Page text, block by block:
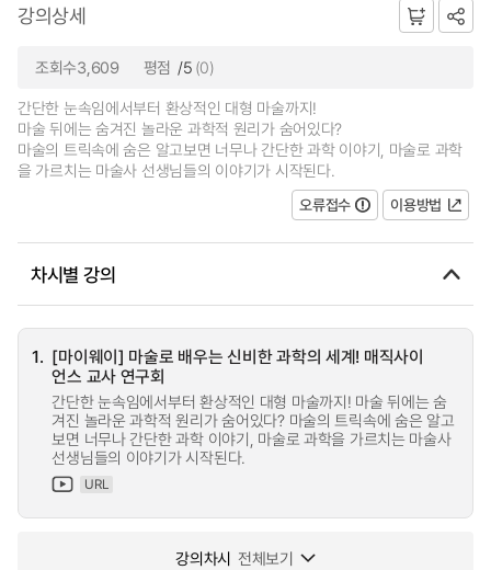
강의상세
조회수3,609 평점 /5 (0)
간단한 눈속임에서부터 환상적인 대형 마술까지!
마술 뒤에는 숨겨진 놀라운 과학적 원리가 숨어있다?
마술의 트릭속에 숨은 알고보면 너무나 간단한 과학 이야기, 마술로 과학
을 가르치는 마술사 선생님들의 이야기가 시작된다.
오류접수
이용방법
차시별 강의
1. [마이웨이] 마술로 배우는 신비한 과학의 세계! 매직사이
언스 교사 연구회
간단한 눈속임에서부터 환상적인 대형 마술까지! 마술 뒤에는 숨
겨진 놀라운 과학적 원리가 숨어있다? 마술의 트릭속에 숨은 알고
보면 너무나 간단한 과학 이야기, 마술로 과학을 가르치는 마술사
선생님들의 이야기가 시작된다.
URL
강의차시 전체보기